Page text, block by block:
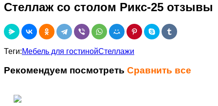
Стеллаж со столом Рикс-25 отзывы
Теги:Мебель для гостинойСтеллажи
Рекомендуем посмотреть Сравнить все